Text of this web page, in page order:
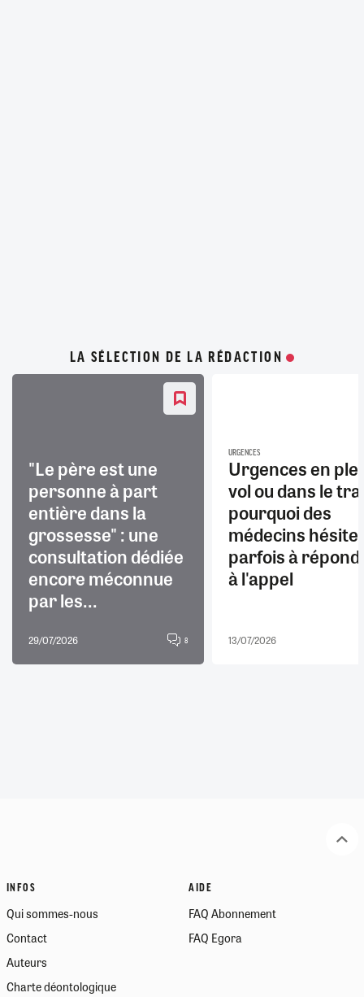
LA SÉLECTION DE LA RÉDACTION
"Le père est une
personne à part
entière dans la
grossesse" : une
consultation dédiée
encore méconnue
par les...
29/07/2026 8
URGENCES
Urgences en
vol ou dans le
pourquoi des
médecins
parfois à
à l'appel
13/07/2026
INFOS
Qui sommes-nous
Contact
Auteurs
Charte déontologique
AIDE
FAQ Abonnement
FAQ Egora